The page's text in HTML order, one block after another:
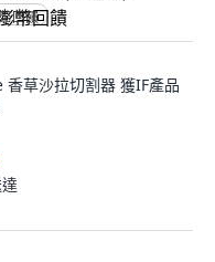
回饋
草沙拉切割器 獲IF產品